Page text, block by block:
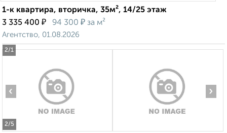
2/1
1-к квартира, вторичка, 35м², 14/25 этаж
3 335 400 ₽ 94 300 ₽ за м²
Агентство, 01.08.2026
2/5
‹ ›